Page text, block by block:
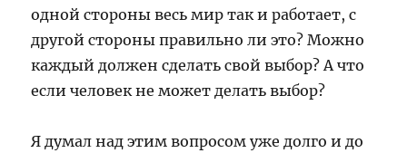
одной стороны весь мир так и работает, с
другой стороны правильно ли это? Можно
каждый должен сделать свой выбор? А что
если человек не может делать выбор?
Я думал над этим вопросом уже долго и до